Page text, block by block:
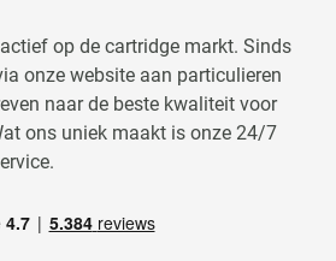
op de cartridge markt. Sinds
onze website aan particulieren
naar de beste kwaliteit voor
ons uniek maakt is onze 24/7